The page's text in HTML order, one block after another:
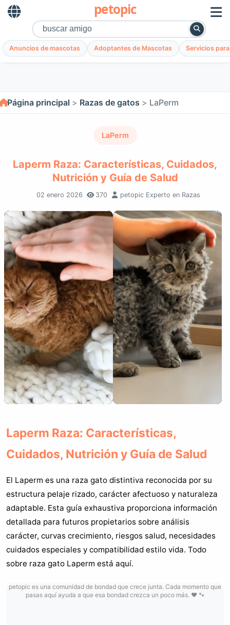
petopic
Anuncios de mascotas Adoptantes de Mascotas Servicios
Página principal Razas de gatos LaPerm
LaPerm
Laperm Raza: Características, Cuidados,
Nutrición y Guía de Salud
02 enero 2026 370 petopic Experto en Razas
Laperm Raza: Características,
Cuidados, Nutrición y Guía de Salud
El Laperm es una raza gato distintiva reconocida por su
estructura pelaje rizado, carácter afectuoso y naturaleza
adaptable. Esta guía exhaustiva proporciona información
detallada para futuros propietarios sobre análisis
carácter, curvas crecimiento, riesgos salud, necesidades
cuidados especiales y compatibilidad estilo vida. Todo
sobre raza gato Laperm está aquí.
petopic es una comunidad de bondad que crece junta. Cada momento que
pasas aquí ayuda a que esa bondad crezca un poco más. ❤️ 🐾